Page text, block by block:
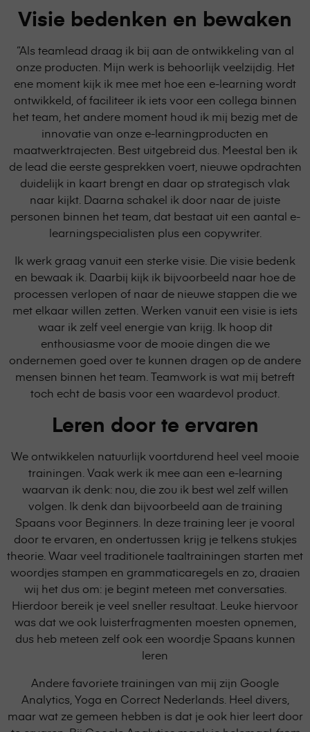
Visie bedenken en bewaken
“Als teamlead draag ik bij aan de ontwikkeling van al
onze producten. Mijn werk is behoorlijk veelzijdig. Het
ene moment kijk ik mee met hoe een e-learning wordt
ontwikkeld, of faciliteer ik iets voor een collega binnen
het team, het andere moment houd ik mij bezig met de
innovatie van onze e-learningproducten en
maatwerktrajecten. Best uitgebreid dus. Meestal ben ik
de lead die eerste gesprekken voert, nieuwe opdrachten
duidelijk in kaart brengt en daar op strategisch vlak
naar kijkt. Daarna schakel ik door naar de juiste
personen binnen het team, dat bestaat uit een aantal e-
learningspecialisten plus een copywriter.
Ik werk graag vanuit een sterke visie. Die visie bedenk
en bewaak ik. Daarbij kijk ik bijvoorbeeld naar hoe de
processen verlopen of naar de nieuwe stappen die we
met elkaar willen zetten. Werken vanuit een visie is iets
waar ik zelf veel energie van krijg. Ik hoop dit
enthousiasme voor de mooie dingen die we
ondernemen goed over te kunnen dragen op de andere
mensen binnen het team. Teamwork is wat mij betreft
toch echt de basis voor een waardevol product.
Leren door te ervaren
We ontwikkelen natuurlijk voortdurend heel veel mooie
trainingen. Vaak werk ik mee aan een e-learning
waarvan ik denk: nou, die zou ik best wel zelf willen
volgen. Ik denk dan bijvoorbeeld aan de training
Spaans voor Beginners. In deze training leer je vooral
door te ervaren, en ondertussen krijg je telkens stukjes
theorie. Waar veel traditionele taaltrainingen starten met
woordjes stampen en grammaticaregels en zo, draaien
wij het dus om: je begint meteen met conversaties.
Hierdoor bereik je veel sneller resultaat. Leuke hiervoor
was dat we ook luisterfragmenten moesten opnemen,
dus heb meteen zelf ook een woordje Spaans kunnen
leren
Andere favoriete trainingen van mij zijn Google
Analytics, Yoga en Correct Nederlands. Heel divers,
maar wat ze gemeen hebben is dat je ook hier leert door